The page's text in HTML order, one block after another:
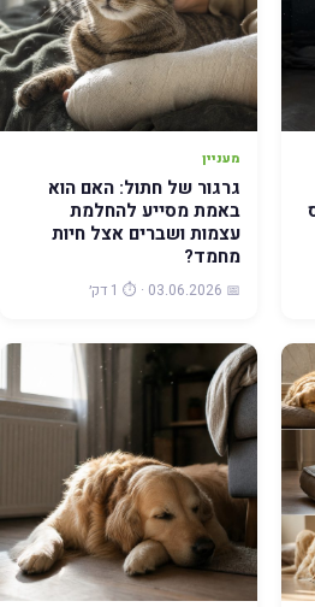
מעניין
גרגור של חתול: האם הוא
באמת מסייע להחלמת
עצמות ושברים אצל חיות
מחמד?
📅 03.06.2026 · ⏱️ 1 דק׳